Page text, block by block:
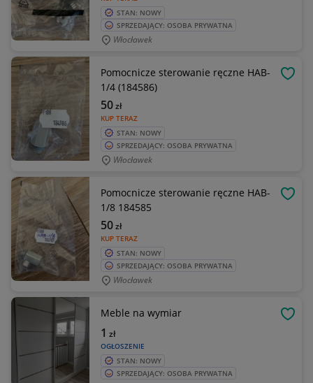
STAN: NOWY
SPRZEDAJĄCY: OSOBA PRYWATNA
Włocławek
Pomocnicze sterowanie ręczne HAB-
1/4 (184586)
KUP TERAZ
50zł
STAN: NOWY
SPRZEDAJĄCY: OSOBA PRYWATNA
Włocławek
Pomocnicze sterowanie ręczne HAB-
1/8 184585
KUP TERAZ
50zł
STAN: NOWY
SPRZEDAJĄCY: OSOBA PRYWATNA
Włocławek
Meble na wymiar
OGŁOSZENIE
1 zł
STAN: NOWY
SPRZEDAJĄCY: OSOBA PRYWATNA